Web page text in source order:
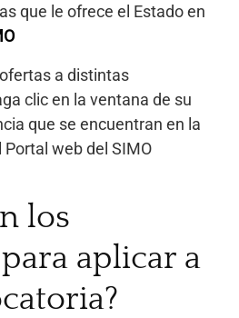
que le ofrece el Estado en
a distintas
clic en la ventana de su
que se encuentran en la
web del SIMO
los
aplicar a